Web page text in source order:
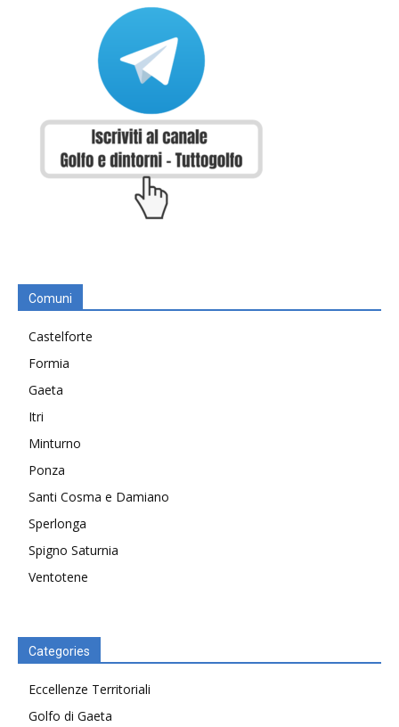
Comuni
Castelforte
Formia
Gaeta
Itri
Minturno
Ponza
Santi Cosma e Damiano
Sperlonga
Spigno Saturnia
Ventotene
Categories
Eccellenze Territoriali
Golfo di Gaeta